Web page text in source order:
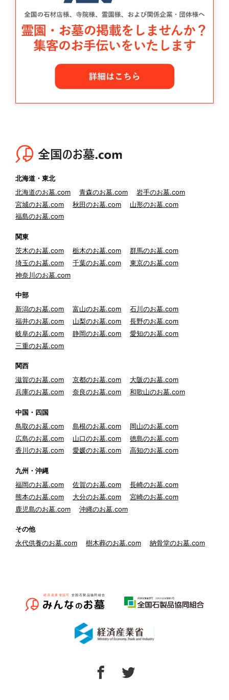
北海道・東北
北海道のお墓.com
青森のお墓.com
岩手のお墓.com
宮城のお墓.com
秋田のお墓.com
山形のお墓.com
福島のお墓.com
関東
茨木のお墓.com
栃木のお墓.com
群馬のお墓.com
埼玉のお墓.com
千葉のお墓.com
東京のお墓.com
神奈川のお墓.com
中部
新潟のお墓.com
富山のお墓.com
石川のお墓.com
福井のお墓.com
山梨のお墓.com
長野のお墓.com
岐阜のお墓.com
静岡のお墓.com
愛知のお墓.com
三重のお墓.com
関西
滋賀のお墓.com
京都のお墓.com
大阪のお墓.com
兵庫のお墓.com
奈良のお墓.com 和歌山のお墓.com
中国・四国
鳥取のお墓.com
島根のお墓.com
岡山のお墓.com
広島のお墓.com
山口のお墓.com
徳島のお墓.com
香川のお墓.com
愛媛のお墓.com 高知のお墓.com
九州・沖縄
福岡のお墓.com
佐賀のお墓.com
長崎のお墓.com
熊本のお墓.com
大分のお墓.com
宮崎のお墓.com
鹿児島のお墓.com
沖縄のお墓.com
その他
永代供養のお墓.com
樹木葬のお墓.com 納骨堂のお墓.com